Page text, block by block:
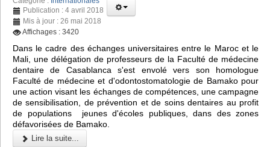
Publication : 4 avril 2018
Mis à jour : 26 mai 2018
Affichages : 3420
Dans le cadre des échanges universitaires entre le Maroc et le
Mali, une délégation de professeurs de la Faculté de médecine
dentaire de Casablanca s'est envolé vers son homologue
Faculté de médecine et d'odontostomatologie de Bamako pour
une action visant les échanges de compétences, une campagne
de sensibilisation, de prévention et de soins dentaires au profit
de populations jeunes d'écoles publiques, dans des zones
défavorisées de Bamako.
Lire la suite...